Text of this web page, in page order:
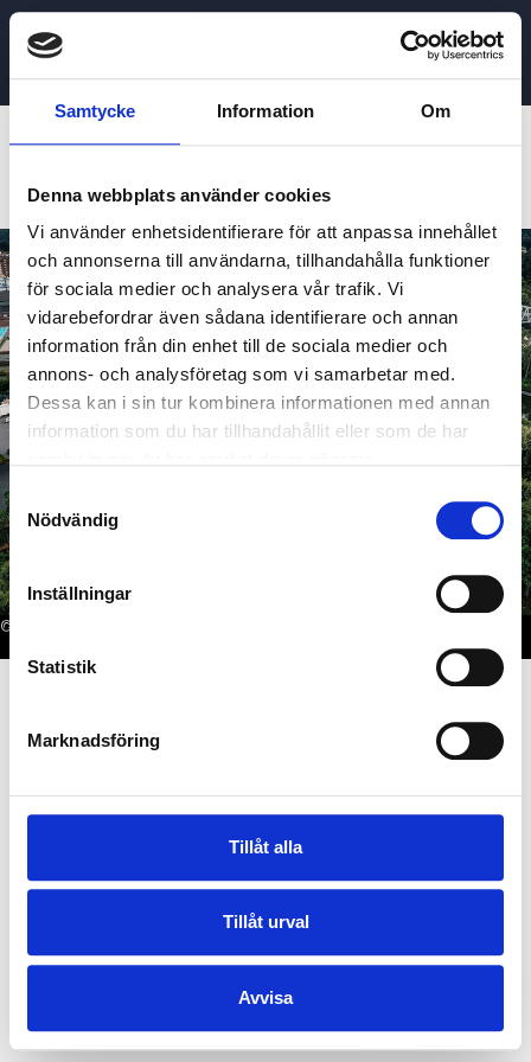
Samtycke Information Om
Denna webbplats använder cookies
Vi använder enhetsidentifierare för att anpassa innehållet
och annonserna till användarna, tillhandahålla funktioner
för sociala medier och analysera vår trafik. Vi
vidarebefordrar även sådana identifierare och annan
information från din enhet till de sociala medier och
annons- och analysföretag som vi samarbetar med.
Dessa kan i sin tur kombinera informationen med annan
information som du har tillhandahållit eller som de har
Samtyckesval
Nödvändig
Inställningar
Statistik
Marknadsföring
Tillåt alla
Tillåt urval
Avvisa
Tag:Lek & Äventyr
© 2025 ALL RIGHTS RESERVED.